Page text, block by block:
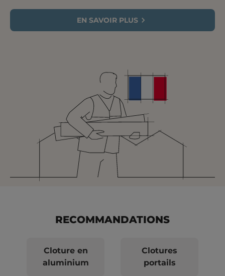
EN SAVOIR PLUS
RECOMMANDATIONS
Cloture en
aluminium
Clotures
portails